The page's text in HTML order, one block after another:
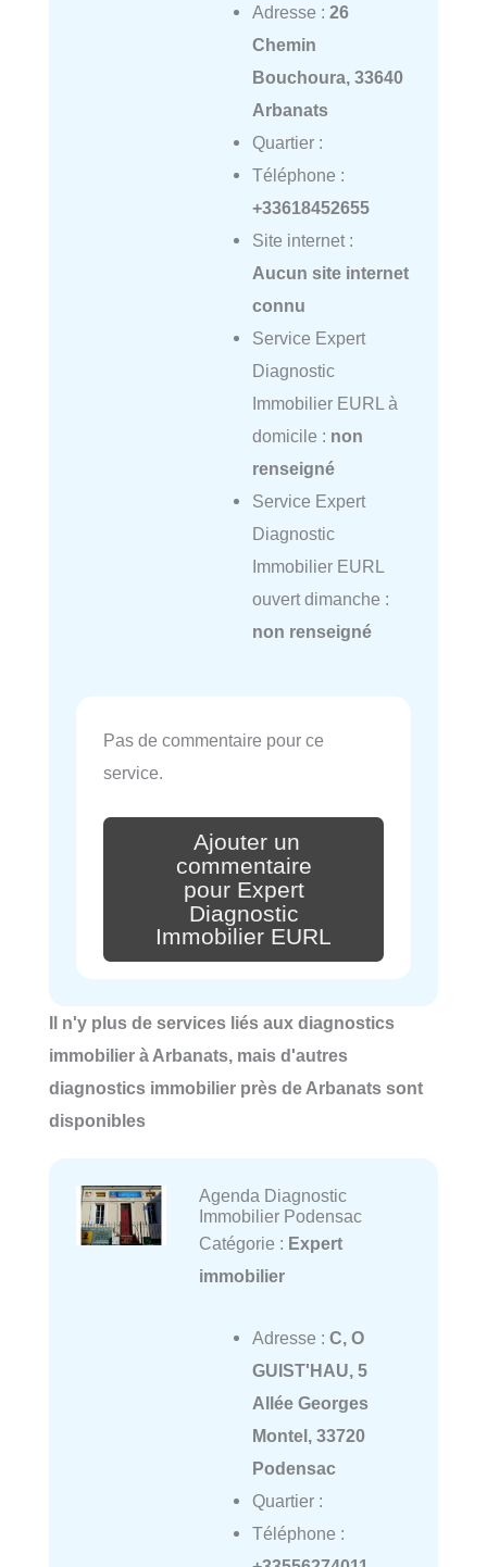
Adresse : 26
Chemin
Bouchoura, 33640
Arbanats
Quartier :
Téléphone :
+33618452655
Site internet :
Aucun site internet
connu
Service Expert
Diagnostic
Immobilier EURL à
domicile : non
renseigné
Service Expert
Diagnostic
Immobilier EURL
ouvert dimanche :
non renseigné
Pas de commentaire pour ce
service.
Ajouter un
commentaire
pour Expert
Diagnostic
Immobilier EURL
Il n'y plus de services liés aux diagnostics
immobilier à Arbanats, mais d'autres
diagnostics immobilier près de Arbanats sont
disponibles
Agenda Diagnostic
Immobilier Podensac
Catégorie : Expert
immobilier
Adresse : C, O
GUIST'HAU, 5
Allée Georges
Montel, 33720
Podensac
Quartier :
Téléphone :